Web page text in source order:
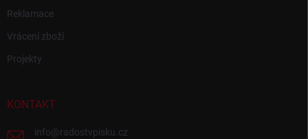
Reklamace
Vrácení zboží
Projekty
KONTAKT
info@radostvpisku.cz